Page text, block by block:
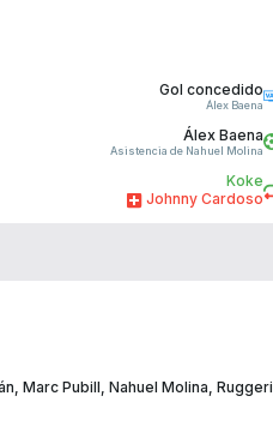
Gol concedido
Álex Baena
Álex Baena
Asistencia de Nahuel Molina
Koke
Johnny Cardoso
Marc Pubill Nahuel Molina Ruggeri